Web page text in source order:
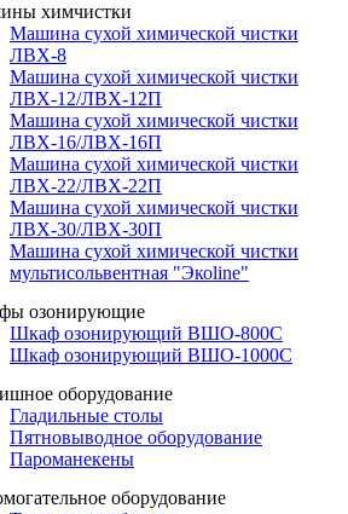
химчистки
Машина сухой химической чистки
ЛВХ-8
Машина сухой химической чистки
ЛВХ-12/ЛВХ-12П
Машина сухой химической чистки
ЛВХ-16/ЛВХ-16П
Машина сухой химической чистки
ЛВХ-22/ЛВХ-22П
Машина сухой химической чистки
ЛВХ-30/ЛВХ-30П
Машина сухой химической чистки
мультисольвентная "Экоline"
озонирующие
Шкаф озонирующий ВШО-800С
Шкаф озонирующий ВШО-1000С
оборудование
Гладильные столы
Пятновыводное оборудование
Пароманекены
оборудование